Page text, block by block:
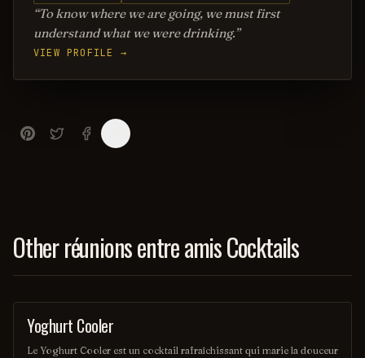
To know where we are going, we must first
understand what we were drinking.
VIEW PROFILE →
Other réunions entre amis Cocktails
OTHER / UNKNOWN
Yoghurt Cooler
Le Yoghurt Cooler est un cocktail rafraîchissant qui marie la douceur